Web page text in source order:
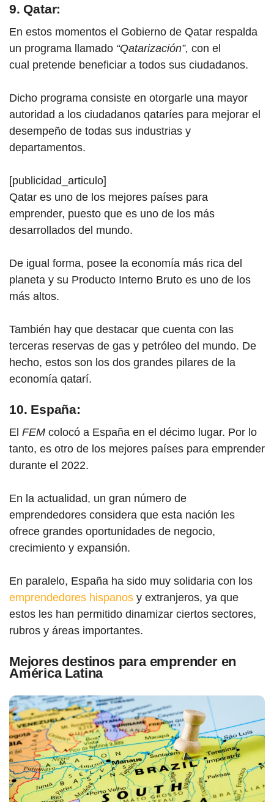
9. Qatar:
En estos momentos el Gobierno de Qatar respalda
un programa llamado “Qatarización”, con el
cual pretende beneficiar a todos sus ciudadanos.
Dicho programa consiste en otorgarle una mayor
autoridad a los ciudadanos qataríes para mejorar el
desempeño de todas sus industrias y
departamentos.
[publicidad_articulo]
Qatar es uno de los mejores países para
emprender, puesto que es uno de los más
desarrollados del mundo.
De igual forma, posee la economía más rica del
planeta y su Producto Interno Bruto es uno de los
más altos.
También hay que destacar que cuenta con las
terceras reservas de gas y petróleo del mundo. De
hecho, estos son los dos grandes pilares de la
economía qatarí.
10. España:
El FEM colocó a España en el décimo lugar. Por lo
tanto, es otro de los mejores países para emprender
durante el 2022.
En la actualidad, un gran número de
emprendedores considera que esta nación les
ofrece grandes oportunidades de negocio,
crecimiento y expansión.
En paralelo, España ha sido muy solidaria con los
emprendedores hispanos y extranjeros, ya que
estos les han permitido dinamizar ciertos sectores,
rubros y áreas importantes.
Mejores destinos para emprender en
América Latina